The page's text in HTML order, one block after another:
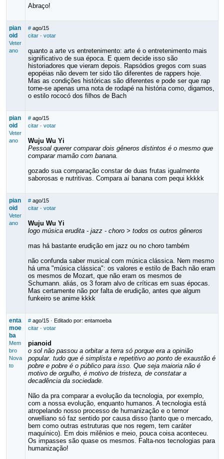
Abraço!
pian
oid
Veter
ano
# ago/15
citar· votar
quanto a arte vs entretenimento: arte é o entretenimento mais
significativo de sua época. E quem decide isso são
historiadores que vieram depois. Rapsódios gregos com suas
epopéias não devem ter sido tão diferentes de rappers hoje.
Mas as condições históricas são diferentes e pode ser que rap
torne-se apenas uma nota de rodapé na história como, digamos,
o estilo rococó dos filhos de Bach
pian
oid
Veter
ano
# ago/15
citar· votar
Wuju Wu Yi
Pessoal querer comparar dois gêneros distintos é o mesmo que
comparar mamão com banana.
gozado sua comparação constar de duas frutas igualmente
saborosas e nutritivas. Compara aí banana com pequi kkkkk
pian
oid
Veter
ano
# ago/15
citar· votar
Wuju Wu Yi
logo música erudita - jazz - choro > todos os outros gêneros
mas há bastante erudição em jazz ou no choro também
não confunda saber musical com música clássica. Nem mesmo
há uma "música clássica": os valores e estilo de Bach não eram
os mesmos de Mozart, que não eram os mesmos de
Schumann. aliás, os 3 foram alvo de críticas em suas épocas.
Mas certamente não por falta de erudição, antes que algum
funkeiro se anime kkkk
enta
moe
ba
Mem
bro
Nova
to
# ago/15· Editado por: entamoeba
citar· votar
pianoid
o sol não passou a orbitar a terra só porque era a opinião
popular. tudo que é simplista e repetitivo ao ponto de exaustão é
pobre e pobre é o público para isso. Que seja maioria não é
motivo de orgulho, é motivo de tristeza, de constatar a
decadência da sociedade.
Não da pra comparar a evolução da tecnologia, por exemplo,
com a nossa evolução, enquanto humanos. A tecnologia está
atropelando nosso processo de humanização e o temor
orwelliano só faz sentido por causa disso (tanto que o mercado,
bem como outras estruturas que nos regem, tem caráter
maquínico). Em dois milênios e meio, pouca coisa aconteceu.
Os impasses são quase os mesmos. Falta-nos tecnologias para
humanização!